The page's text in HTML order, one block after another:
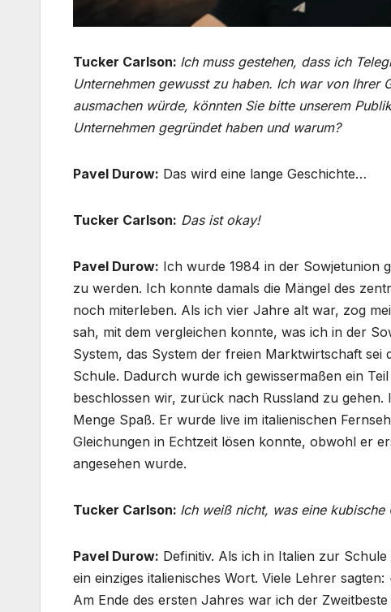
Tucker Carlson: Ich muss gestehen, dass ich
Unternehmen gewusst zu haben. Ich war von Ihrer
ausmachen würde, könnten Sie bitte unserem
Unternehmen gegründet haben und warum?
Pavel Durow: Das wird eine lange Geschichte…
Tucker Carlson: Das ist okay!
Pavel Durow: Ich wurde 1984 in der Sowjetunion
zu werden. Ich konnte damals die Mängel des
noch miterleben. Als ich vier Jahre alt war, zog
sah, mit dem vergleichen konnte, was ich in der
System, das System der freien Marktwirtschaft
Schule. Dadurch wurde ich gewissermaßen ein
beschlossen wir, zurück nach Russland zu
Menge Spaß. Er wurde live im italienischen
Gleichungen in Echtzeit lösen konnte, obwohl er
angesehen wurde.
Tucker Carlson: Ich weiß nicht, was eine
Pavel Durow: Definitiv. Als ich in Italien zur
ein einziges italienisches Wort. Viele Lehrer sagten:
Am Ende des ersten Jahres war ich der